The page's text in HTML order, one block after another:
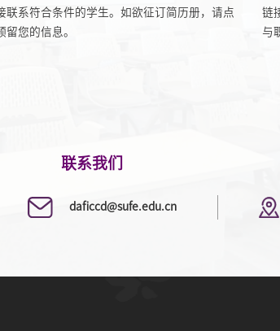
联系符合条件的学生。如欲征订简历册，请点
留您的信息。
链
与
联系我们
daficcd@sufe.edu.cn